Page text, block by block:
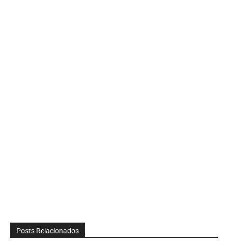
Posts Relacionados